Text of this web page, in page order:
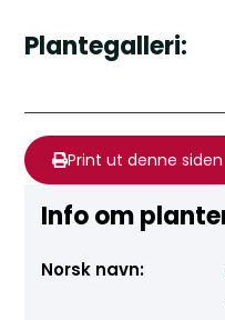
Plantegalleri:
Print ut denne siden
Info om
Norsk navn: